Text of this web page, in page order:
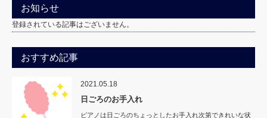
お知らせ
登録されている記事はございません。
おすすめ記事
2021.05.18
日ごろのお手入れ
ピアノは日ごろのちょっとしたお手入れ次第できれいな状